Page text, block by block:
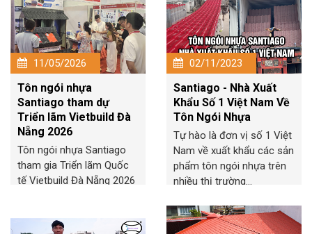
11/05/2026
Tôn ngói nhựa
Santiago tham dự
Triển lãm Vietbuild Đà
Nẵng 2026
Tôn ngói nhựa Santiago
tham gia Triển lãm Quốc
tế Vietbuild Đà Nẵng 2026
02/11/2023
Santiago - Nhà Xuất
Khẩu Số 1 Việt Nam Về
Tôn Ngói Nhựa
Tự hào là đơn vị số 1 Việt
Nam về xuất khẩu các sản
phẩm tôn ngói nhựa trên
nhiều thị trường...